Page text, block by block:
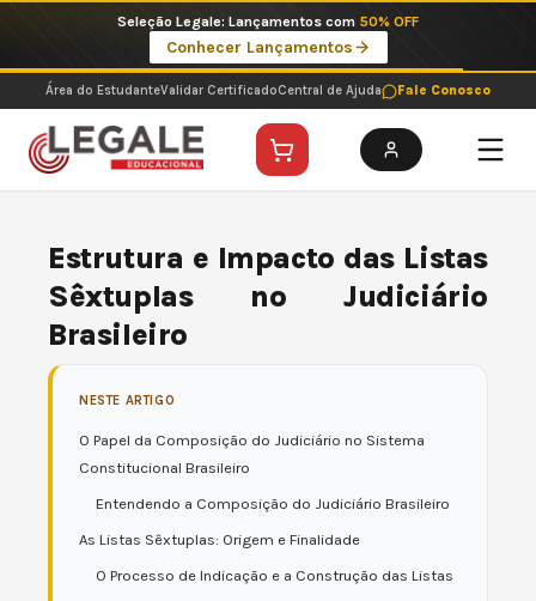
o
conteúdo
Imperdíveis no Pix: Pós Selecionadas a 199 reais no pix em parcela única
Ver ofertas
Área do EstudanteValidar CertificadoCentral de Ajuda Fale Conosco
Estrutura e Impacto das Listas
Sêxtuplas no Judiciário
Brasileiro
NESTE ARTIGO
O Papel da Composição do Judiciário no Sistema
Constitucional Brasileiro
Entendendo a Composição do Judiciário Brasileiro
As Listas Sêxtuplas: Origem e Finalidade
O Processo de Indicação e a Construção das Listas